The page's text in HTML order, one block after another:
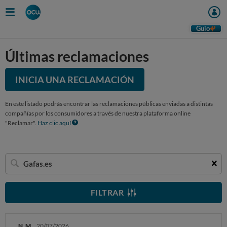
Guio
Últimas reclamaciones
INICIA UNA RECLAMACIÓN
En este listado podrás encontrar las reclamaciones públicas enviadas a distintas
compañías por los consumidores a través de nuestra plataforma online
"Reclamar". Haz clic aquí
Buscar
una
empresa
FILTRAR